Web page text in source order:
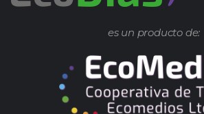
es un producto de: